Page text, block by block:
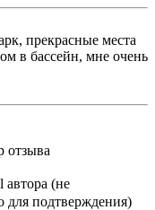
прекрасные места
в бассейн, мне очень
отзыва
автора (не
для подтверждения)